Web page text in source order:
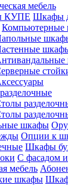
мебель
КУПЕ Шкафы
Компьютерные
шкафы
Опции к
Шкафы
С фасадом
мебель
шкафы